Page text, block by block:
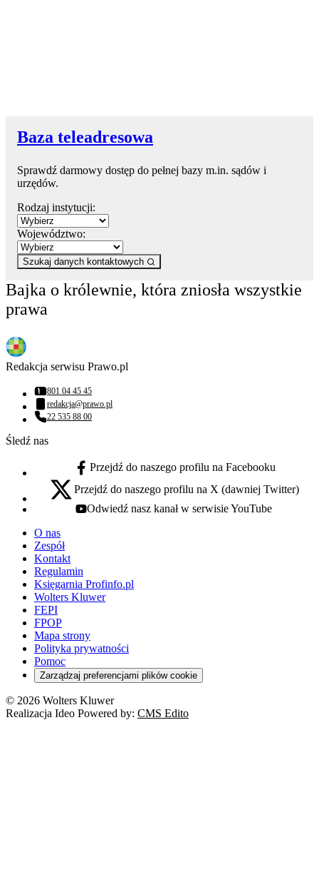
Baza teleadresowa
Sprawdź darmowy dostęp do pełnej bazy m.in. sądów i
urzędów.
Rodzaj instytucji:
Województwo:
Szukaj danych kontaktowych
Bajka o królewnie, która zniosła wszystkie
prawa
Redakcja serwisu Prawo.pl
Numer telefonu:
801 04 45 45
Adres email:
redakcja@prawo.pl
Numer telefonu:
22 535 88 00
Śledź nas
facebook - otwiera się w nowej karcie
Przejdź do naszego profilu na Facebooku
x - otwiera się w nowej karcie
Przejdź do naszego profilu na X (dawniej Twitter)
youtube - otwiera się w nowej karcie
Odwiedź nasz kanał w serwisie YouTube
O nas
Zespół
Kontakt
Regulamin
Księgarnia Profinfo.pl
Wolters Kluwer
FEPI
FPOP
Mapa strony
Polityka prywatności
Pomoc
Zarządzaj preferencjami plików cookie
© 2026 Wolters Kluwer
Realizacja Ideo Powered by: CMS Edito